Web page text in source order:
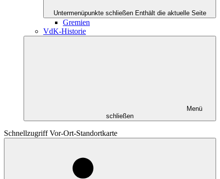
Untermenüpunkte schließen Enthält die aktuelle Seite
Gremien
VdK-Historie
Menü
schließen
Schnellzugriff Vor-Ort-Standortkarte